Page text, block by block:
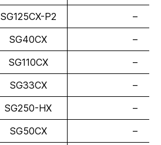
SG125CX-P2
–
SG40CX
–
SG110CX
–
SG33CX
–
SG250-HX
–
SG50CX –